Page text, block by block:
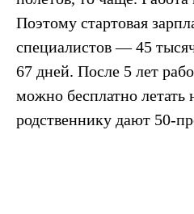
Поэтому стартовая
специалистов — 45
67 дней. После 5 лет
можно бесплатно летать
родственнику дают 50-